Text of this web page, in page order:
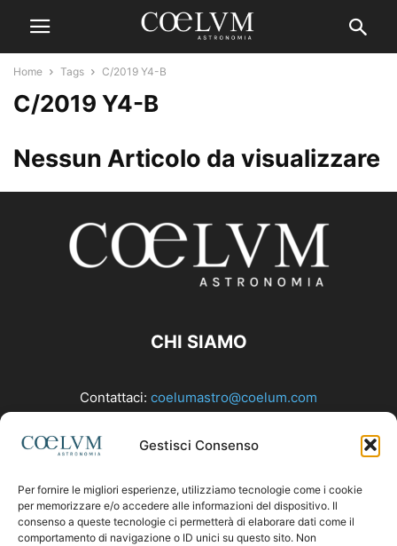
Gestisci Consenso
Per fornire le migliori esperienze, utilizziamo tecnologie come i cookie
per memorizzare e/o accedere alle informazioni del dispositivo. Il
consenso a queste tecnologie ci permetterà di elaborare dati come il
comportamento di navigazione o ID unici su questo sito. Non
Home Tags C/2019 Y4-B
C/2019 Y4-B
Nessun Articolo da visualizzare
CHI SIAMO
Contattaci: coelumastro@coelum.com
SEGUICI